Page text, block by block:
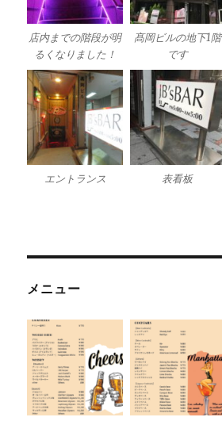
店内までの階段が明
るくなりました！
髙岡ビルの地下1階
です
エントランス 表看板
メニュー